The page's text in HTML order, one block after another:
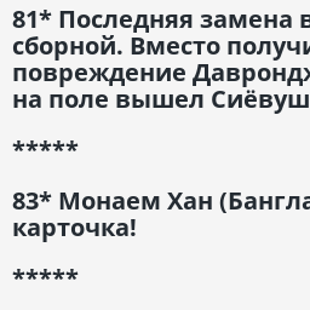
81* Последняя замена
сборной. Вместо
повреждение
на поле вышел
*****
83* Монаем Хан
карточка!
*****